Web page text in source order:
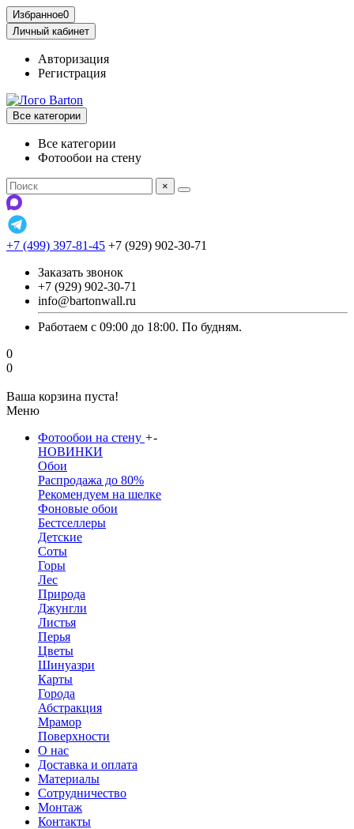
Избранное0
Личный кабинет
Авторизация
Регистрация
Все категории
Все категории
Фотообои на стену
×
+7 (499) 397-81-45 +7 (929) 902-30-71
Заказать звонок
+7 (929) 902-30-71
info@bartonwall.ru
Работаем с 09:00 до 18:00. По будням.
0
0
Ваша корзина пуста!
Меню
Фотообои на стену +-
НОВИНКИ
Обои
Распродажа до 80%
Рекомендуем на шелке
Фоновые обои
Бестселлеры
Детские
Соты
Горы
Лес
Природа
Джунгли
Листья
Перья
Цветы
Шинуазри
Карты
Города
Абстракция
Мрамор
Поверхности
О нас
Доставка и оплата
Материалы
Сотрудничество
Монтаж
Контакты